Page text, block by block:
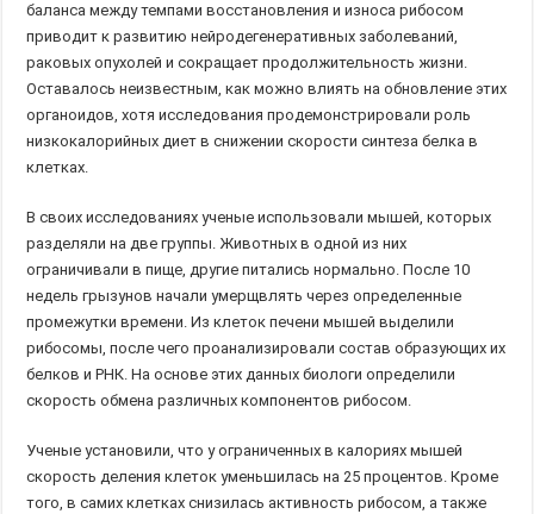
баланса между темпами восстановления и износа рибосом
приводит к развитию нейродегенеративных заболеваний,
раковых опухолей и сокращает продолжительность жизни.
Оставалось неизвестным, как можно влиять на обновление этих
органоидов, хотя исследования продемонстрировали роль
низкокалорийных диет в снижении скорости синтеза белка в
клетках.
В своих исследованиях ученые использовали мышей, которых
разделяли на две группы. Животных в одной из них
ограничивали в пище, другие питались нормально. После 10
недель грызунов начали умерщвлять через определенные
промежутки времени. Из клеток печени мышей выделили
рибосомы, после чего проанализировали состав образующих их
белков и РНК. На основе этих данных биологи определили
скорость обмена различных компонентов рибосом.
Ученые установили, что у ограниченных в калориях мышей
скорость деления клеток уменьшилась на 25 процентов. Кроме
того, в самих клетках снизилась активность рибосом, а также